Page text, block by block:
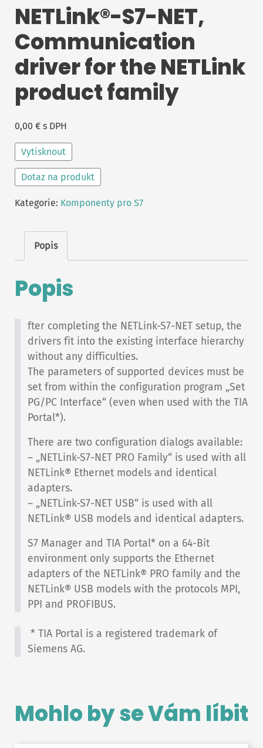
NETLink®-S7-NET,
Communication
driver for the NETLink
product family
0,00 € s DPH
Vytisknout
Dotaz na produkt
Kategorie: Komponenty pro S7
Popis
Popis
fter completing the NETLink-S7-NET setup, the
drivers fit into the existing interface hierarchy
without any difficulties.
The parameters of supported devices must be
set from within the configuration program „Set
PG/PC Interface“ (even when used with the TIA
Portal*).
There are two configuration dialogs available:
– „NETLink-S7-NET PRO Family“ is used with all
NETLink® Ethernet models and identical
adapters.
– „NETLink-S7-NET USB“ is used with all
NETLink® USB models and identical adapters.
S7 Manager and TIA Portal* on a 64-Bit
environment only supports the Ethernet
adapters of the NETLink® PRO family and the
NETLink® USB models with the protocols MPI,
PPI and PROFIBUS.
* TIA Portal is a registered trademark of
Siemens AG.
Mohlo by se Vám líbit